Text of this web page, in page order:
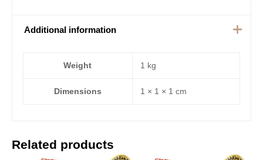
Additional information
Weight 1 kg
Dimensions 1 × 1 × 1 cm
Related products